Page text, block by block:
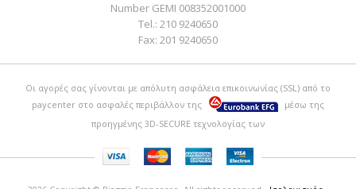
Number GEMI 008352001000
Tel.: 210 9240650
Fax: 201 9240650
Οι αγορές σας γίνονται με απόλυτη ασφάλεια επικοινωνίας (SSL) από το
paycenter στο ασφαλές περιβάλλον της
μέσω της
προηγμένης 3D-SECURE τεχνολογίας των